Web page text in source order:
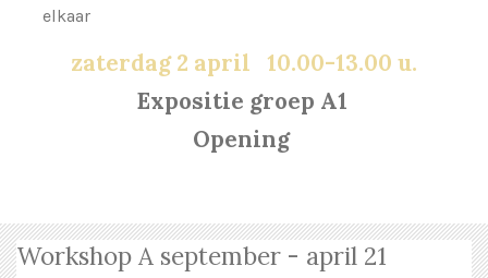
elkaar
zaterdag 2 april 10.00-13.00 u.
Expositie groep A1
Opening
Workshop A september - april 21